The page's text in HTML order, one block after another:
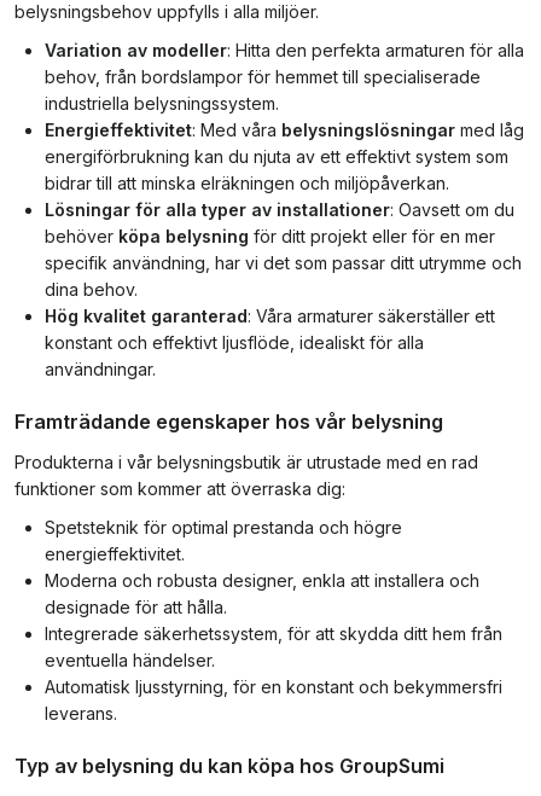
belysningsbehov uppfylls i alla miljöer.
Variation av modeller: Hitta den perfekta armaturen för alla
behov, från bordslampor för hemmet till specialiserade
industriella belysningssystem.
Energieffektivitet: Med våra belysningslösningar med låg
energiförbrukning kan du njuta av ett effektivt system som
bidrar till att minska elräkningen och miljöpåverkan.
Lösningar för alla typer av installationer: Oavsett om du
behöver köpa belysning för ditt projekt eller för en mer
specifik användning, har vi det som passar ditt utrymme och
dina behov.
Hög kvalitet garanterad: Våra armaturer säkerställer ett
konstant och effektivt ljusflöde, idealiskt för alla
användningar.
Framträdande egenskaper hos vår belysning
Produkterna i vår belysningsbutik är utrustade med en rad
funktioner som kommer att överraska dig:
Spetsteknik för optimal prestanda och högre
energieffektivitet.
Moderna och robusta designer, enkla att installera och
designade för att hålla.
Integrerade säkerhetssystem, för att skydda ditt hem från
eventuella händelser.
Automatisk ljusstyrning, för en konstant och bekymmersfri
leverans.
Typ av belysning du kan köpa hos GroupSumi